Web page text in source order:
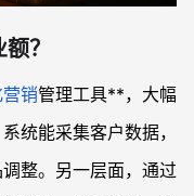
？
销管理工具**，大幅
统能采集客户数据，
整。另一层面，通过